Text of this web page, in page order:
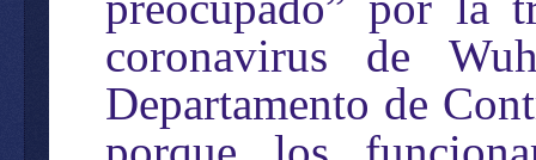
coronavirus de
Departamento de